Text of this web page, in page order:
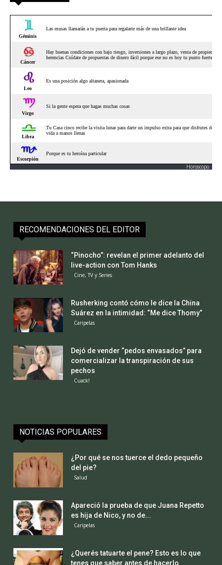
Horoscopo
RECOMENDACIONES DEL EDITOR
“Pinocho”: revelan el primer adelanto del
live-action con Tom Hanks
Cine, TV y Series
Rusherking contó cómo le dice la China
Suárez en la intimidad: “Me dice Thomy”
Caripelas
Dejó de vender “pedos envasados” para
comercializar la transpiración de sus
pechos
Cuack!
NOTICIAS POPULARES
¿Por qué se nos tuerce el dedo pequeño
del pie?
Salud
Apareció la prueba de que Juana Repetto
es hija de Nico, y no de...
Caripelas
¿Querés tatuarte el pene? Esto es lo que
tenes que saber antes de hacerlo